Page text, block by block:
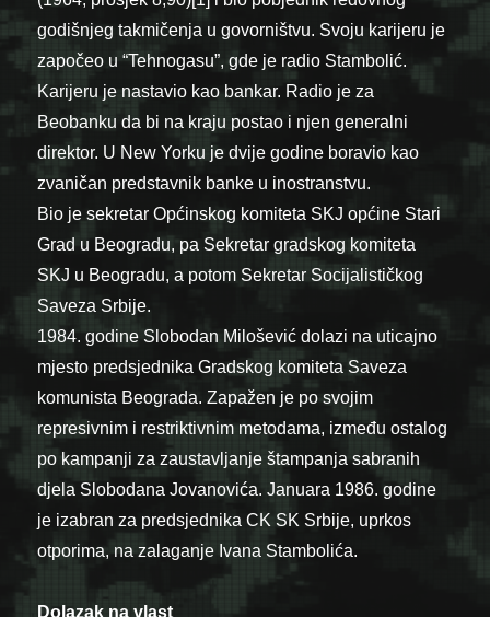
godišnjeg takmičenja u govorništvu. Svoju karijeru je
započeo u “Tehnogasu”, gde je radio Stambolić.
Karijeru je nastavio kao bankar. Radio je za
Beobanku da bi na kraju postao i njen generalni
direktor. U New Yorku je dvije godine boravio kao
zvaničan predstavnik banke u inostranstvu.
Bio je sekretar Općinskog komiteta SKJ općine Stari
Grad u Beogradu, pa Sekretar gradskog komiteta
SKJ u Beogradu, a potom Sekretar Socijalističkog
Saveza Srbije.
1984. godine Slobodan Milošević dolazi na uticajno
mjesto predsjednika Gradskog komiteta Saveza
komunista Beograda. Zapažen je po svojim
represivnim i restriktivnim metodama, između ostalog
po kampanji za zaustavljanje štampanja sabranih
djela Slobodana Jovanovića. Januara 1986. godine
je izabran za predsjednika CK SK Srbije, uprkos
otporima, na zalaganje Ivana Stambolića.
Dolazak na vlast